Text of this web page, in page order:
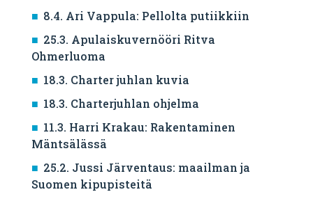
8.4. Ari Vappula: Pellolta putiikkiin
25.3. Apulaiskuvernööri Ritva
Ohmerluoma
18.3. Charter juhlan kuvia
18.3. Charterjuhlan ohjelma
11.3. Harri Krakau: Rakentaminen
Mäntsälässä
25.2. Jussi Järventaus: maailman ja
Suomen kipupisteitä